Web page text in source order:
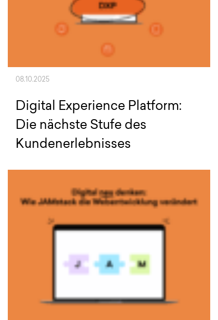
08.10.2025
Digital Experience Platform:
Die nächste Stufe des
Kundenerlebnisses